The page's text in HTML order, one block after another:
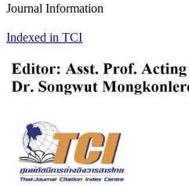
Journal Information
Indexed in TCI